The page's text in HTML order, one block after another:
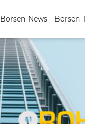
Börsen-News Börsen-